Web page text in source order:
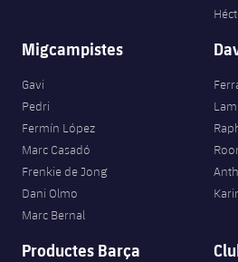
Fotos
Palmarès
Masculí
Femení
Agenda
Bàsquet en cadira de rodes
Actualitat
Jugadors
Calendari
Hockey gel
plusicon
més
Actualitat
Jugadors
Hoquei herba
plusicon
més
plusicon
Migcampistes
Gavi
Pedri
Fermín López
Marc Casadó
Frenkie de Jong
Dani Olmo
Marc Bernal
Productes Barça